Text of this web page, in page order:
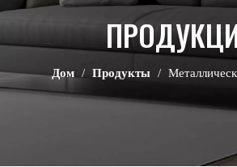
Дом / Продукты /